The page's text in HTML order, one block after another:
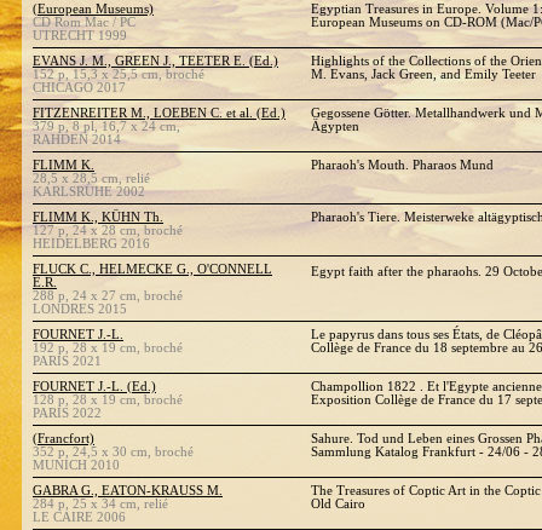
(European Museums)
CD Rom Mac / PC
UTRECHT 1999
Egyptian Treasures in Europe. Volume
European Museums on CD-ROM (Mac/
EVANS J. M., GREEN J., TEETER E. (Ed.)
152 p, 15,3 x 25,5 cm, broché
CHICAGO 2017
Highlights of the Collections of the
M. Evans, Jack Green, and Emily Teeter
FITZENREITER M., LOEBEN C. et al. (Ed.)
379 p, 8 pl, 16,7 x 24 cm,
RAHDEN 2014
Gegossene Götter. Metallhandwerk und
Ägypten
FLIMM K.
28,5 x 28,5 cm, relié
KARLSRUHE 2002
Pharaoh's Mouth. Pharaos Mund
FLIMM K., KÜHN Th.
127 p, 24 x 28 cm, broché
HEIDELBERG 2016
Pharaoh's Tiere. Meisterweke
FLUCK C., HELMECKE G., O'CONNELL
E.R.
288 p, 24 x 27 cm, broché
LONDRES 2015
Egypt faith after the pharaohs. 29
FOURNET J.-L.
192 p, 28 x 19 cm, broché
PARIS 2021
Le papyrus dans tous ses États, de
Collège de France du 18 septembre au
FOURNET J.-L. (Ed.)
128 p, 28 x 19 cm, broché
PARIS 2022
Champollion 1822 . Et l'Egypte
Exposition Collège de France du 17
(Francfort)
352 p, 24,5 x 30 cm, broché
MUNICH 2010
Sahure. Tod und Leben eines Grossen
Sammlung Katalog Frankfurt - 24/06 -
GABRA G., EATON-KRAUSS M.
284 p, 25 x 34 cm, relié
LE CAIRE 2006
The Treasures of Coptic Art in the
Old Cairo